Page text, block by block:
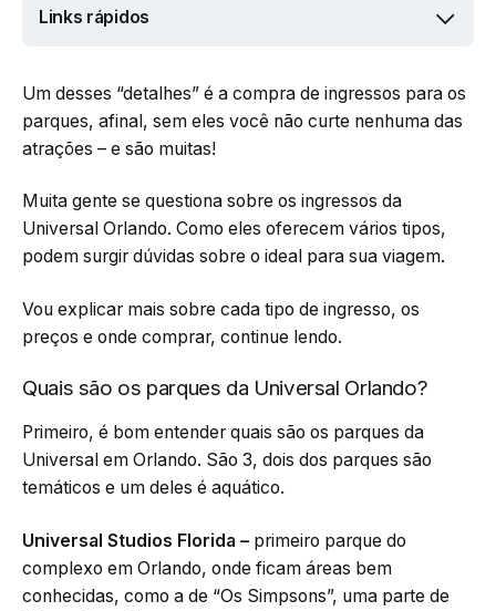
Links rápidos
Um desses “detalhes” é a compra de ingressos para os
parques, afinal, sem eles você não curte nenhuma das
atrações – e são muitas!
Muita gente se questiona sobre os ingressos da
Universal Orlando. Como eles oferecem vários tipos,
podem surgir dúvidas sobre o ideal para sua viagem.
Vou explicar mais sobre cada tipo de ingresso, os
preços e onde comprar, continue lendo.
Quais são os parques da Universal Orlando?
Primeiro, é bom entender quais são os parques da
Universal em Orlando. São 3, dois dos parques são
temáticos e um deles é aquático.
Universal Studios Florida – primeiro parque do
complexo em Orlando, onde ficam áreas bem
conhecidas, como a de “Os Simpsons”, uma parte de